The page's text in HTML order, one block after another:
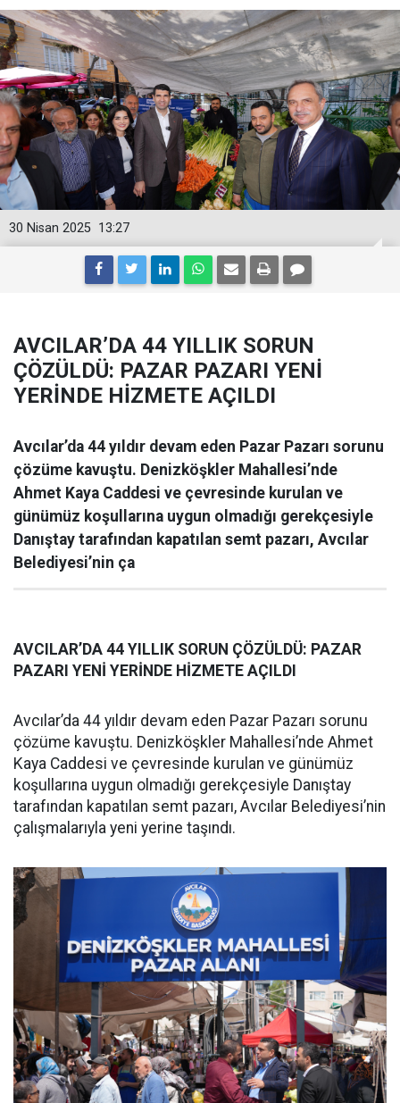
13:27
30 Nisan 2025
AVCILAR’DA 44 YILLIK SORUN
ÇÖZÜLDÜ: PAZAR PAZARI YENİ
YERİNDE HİZMETE AÇILDI
Avcılar’da 44 yıldır devam eden Pazar Pazarı sorunu
çözüme kavuştu. Denizköşkler Mahallesi’nde
Ahmet Kaya Caddesi ve çevresinde kurulan ve
günümüz koşullarına uygun olmadığı gerekçesiyle
Danıştay tarafından kapatılan semt pazarı, Avcılar
Belediyesi’nin ça
AVCILAR’DA 44 YILLIK SORUN ÇÖZÜLDÜ: PAZAR
PAZARI YENİ YERİNDE HİZMETE AÇILDI
Avcılar’da 44 yıldır devam eden Pazar Pazarı sorunu
çözüme kavuştu. Denizköşkler Mahallesi’nde Ahmet
Kaya Caddesi ve çevresinde kurulan ve günümüz
koşullarına uygun olmadığı gerekçesiyle Danıştay
tarafından kapatılan semt pazarı, Avcılar Belediyesi’nin
çalışmalarıyla yeni yerine taşındı.